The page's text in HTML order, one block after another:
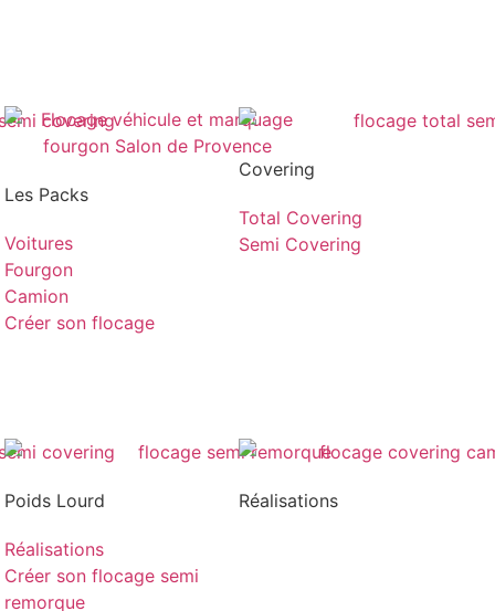
Les Packs
Voitures
Fourgon
Camion
Créer son flocage
Covering
Total Covering
Semi Covering
Poids Lourd
Réalisations
Créer son flocage semi
remorque
Réalisations